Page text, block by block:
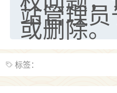
站管理
或删除。
标签：